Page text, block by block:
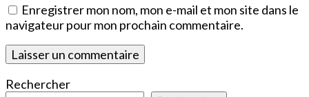
Enregistrer mon nom, mon e-mail et mon site dans le
navigateur pour mon prochain commentaire.
Rechercher